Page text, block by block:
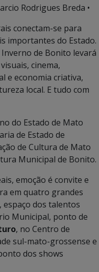
Rodrigues Breda •
conectam-se para
importantes do Estado.
Inverno de Bonito levará
cinema,
e economia criativa,
local. E tudo com
do Estado de Mato
de Estado de
de Cultura de Mato
Municipal de Bonito.
emoção é convite e
em quatro grandes
espaço dos talentos
Municipal, ponto de
, no Centro de
sul-mato-grossense e
dos shows